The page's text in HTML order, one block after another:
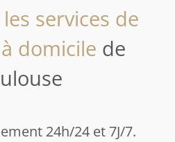
services de
domicile de
24h/24 et 7J/7.